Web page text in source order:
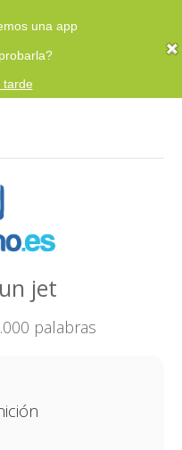
una app
tarde
jet
palabras